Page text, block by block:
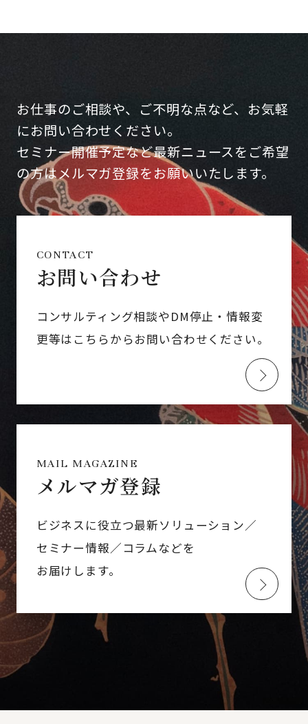
お仕事のご相談や、ご不明な点など、お気軽
にお問い合わせください。
セミナー開催予定など最新ニュースをご希望
の方はメルマガ登録をお願いいたします。
CONTACT
お問い合わせ
コンサルティング相談やDM停止・情報変
更等はこちらからお問い合わせください。
MAIL MAGAZINE
メルマガ登録
ビジネスに役立つ最新ソリューション／
セミナー情報／コラムなどを
お届けします。